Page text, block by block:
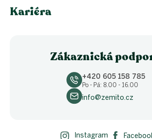
Kariéra
Zákaznická
+420 605 158 785
Po - Pá: 8.00 - 16.00
info@zemito.cz
Instagram